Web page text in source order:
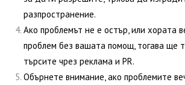
разпространение.
Ако проблемът не е остър, или хората
проблем без вашата помощ, тогава ще
търсите чрез реклама и PR.
Обърнете внимание, ако проблемите